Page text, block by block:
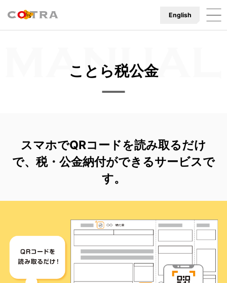
English
ことら税公金
スマホでQRコードを読み取るだけ
で、 税・公金納付ができるサービスで
す。